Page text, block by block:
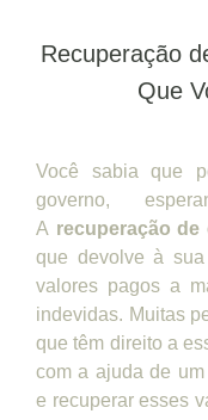
Recuperação
Que
Você sabia que
governo,
A recuperação
que devolve à
valores pagos a
indevidas. Muitas
que têm direito a
com a ajuda de
e recuperar esses